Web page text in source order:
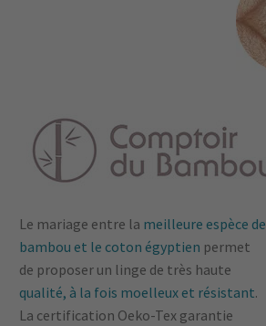
Le mariage entre la meilleure espèce de
bambou et le coton égyptien permet
de proposer un linge de très haute
qualité, à la fois moelleux et résistant.
La certification Oeko-Tex garantie